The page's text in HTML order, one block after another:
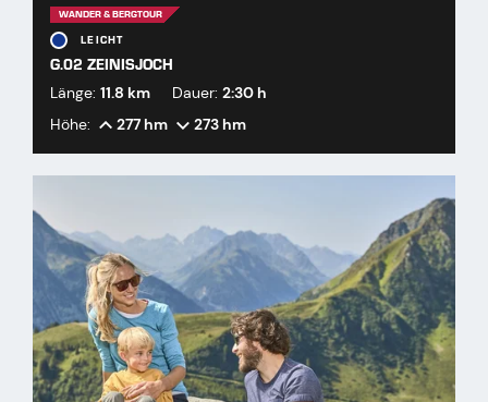
WANDER & BERGTOUR
LEICHT
G.02 ZEINISJOCH
Länge: 11.8 km Dauer: 2:30 h
Höhe:
277 hm 273 hm